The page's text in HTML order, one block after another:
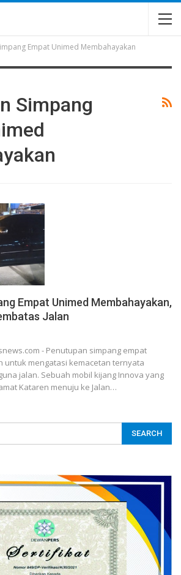
Empat Unimed Membahayakan
Simpang
Empat Unimed Membahayakan,
Jalan
- Penutupan simpang empat
untuk mengatasi kemacetan ternyata
jalan. Sebuah mobil kijang Innova yang
Kataren menuju ke Jalan…